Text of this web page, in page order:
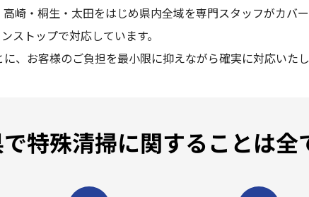
崎・桐生・太田をはじめ県内全域を専門スタッフがカバ
ストップで対応しています。
、お客様のご負担を最小限に抑えながら確実に対応いたし
特殊清掃に関することは全